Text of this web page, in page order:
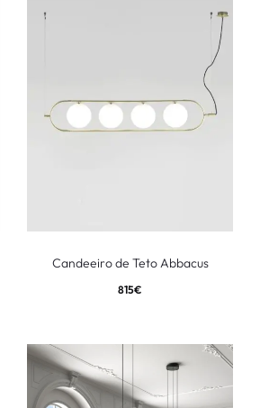
Candeeiro de Teto Abbacus
815€